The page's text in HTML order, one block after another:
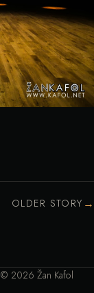
OLDER STORY →
© 2026 Žan Kafol